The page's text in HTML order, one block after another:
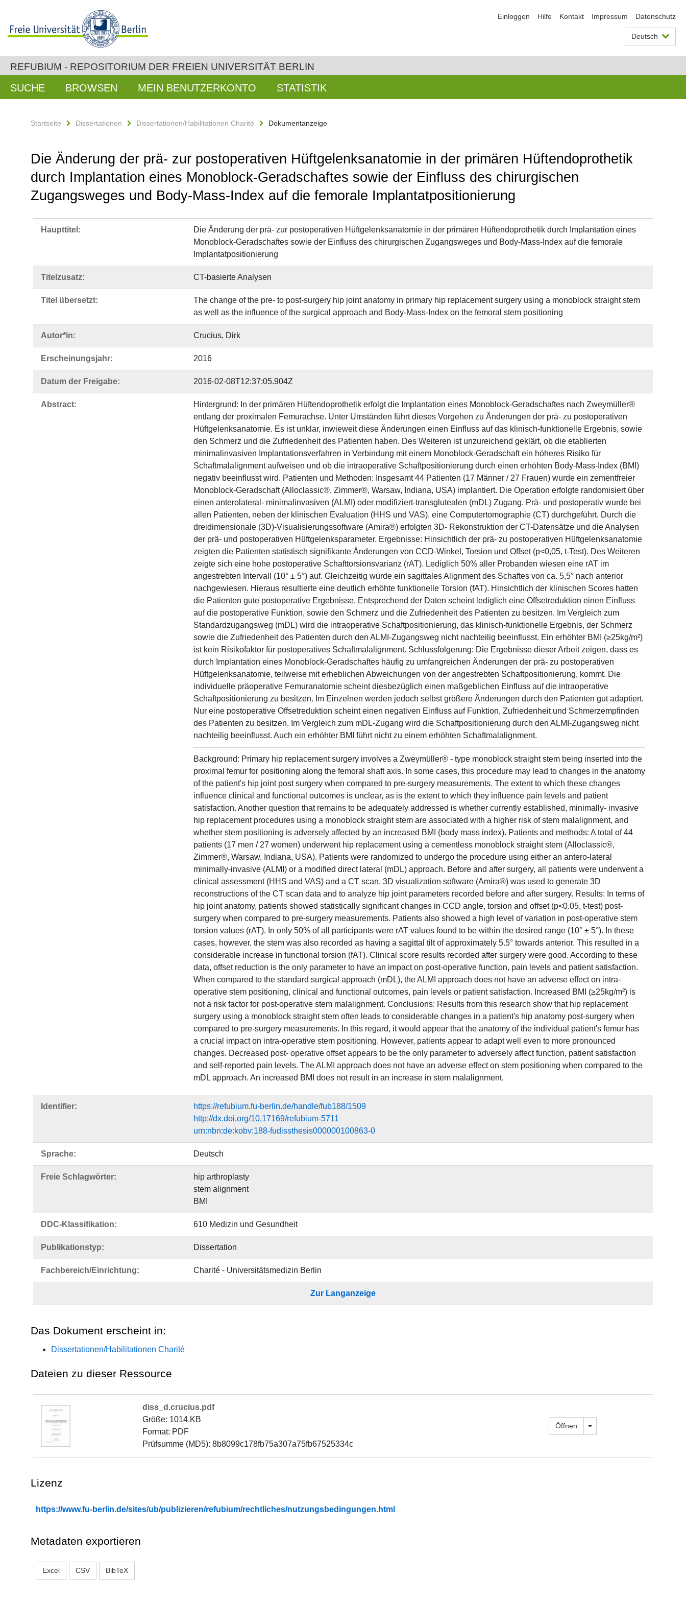
Einloggen Hilfe Kontakt Impressum Datenschutz
Deutsch
REFUBIUM - REPOSITORIUM DER FREIEN UNIVERSITÄT BERLIN
SUCHE BROWSEN MEIN BENUTZERKONTO STATISTIK
Startseite Dissertationen Dissertationen/Habilitationen Charité Dokumentanzeige
Die Änderung der prä- zur postoperativen Hüftgelenksanatomie in der primären Hüftendoprothetik
durch Implantation eines Monoblock-Geradschaftes sowie der Einfluss des chirurgischen
Zugangsweges und Body-Mass-Index auf die femorale Implantatpositionierung
Haupttitel:
Die Änderung der prä- zur postoperativen Hüftgelenksanatomie in der primären Hüftendoprothetik durch Implantation eines
Monoblock-Geradschaftes sowie der Einfluss des chirurgischen Zugangsweges und Body-Mass-Index auf die femorale
Implantatpositionierung
Titelzusatz: CT-basierte Analysen
Titel übersetzt:
The change of the pre- to post-surgery hip joint anatomy in primary hip replacement surgery using a monoblock straight stem
as well as the influence of the surgical approach and Body-Mass-Index on the femoral stem positioning
Autor*in: Crucius, Dirk
Erscheinungsjahr: 2016
Datum der Freigabe: 2016-02-08T12:37:05.904Z
Abstract:
Hintergrund: In der primären Hüftendoprothetik erfolgt die Implantation eines Monoblock-Geradschaftes nach Zweymüller®
entlang der proximalen Femurachse. Unter Umständen führt dieses Vorgehen zu Änderungen der prä- zu postoperativen
Hüftgelenksanatomie. Es ist unklar, inwieweit diese Änderungen einen Einfluss auf das klinisch-funktionelle Ergebnis, sowie
den Schmerz und die Zufriedenheit des Patienten haben. Des Weiteren ist unzureichend geklärt, ob die etablierten
minimalinvasiven Implantationsverfahren in Verbindung mit einem Monoblock-Geradschaft ein höheres Risiko für
Schaftmalalignment aufweisen und ob die intraoperative Schaftpositionierung durch einen erhöhten Body-Mass-Index (BMI)
negativ beeinflusst wird. Patienten und Methoden: Insgesamt 44 Patienten (17 Männer / 27 Frauen) wurde ein zementfreier
Monoblock-Geradschaft (Alloclassic®, Zimmer®, Warsaw, Indiana, USA) implantiert. Die Operation erfolgte randomisiert über
einen anterolateral- minimalinvasiven (ALMI) oder modifiziert-transglutealen (mDL) Zugang. Prä- und postoperativ wurde bei
allen Patienten, neben der klinischen Evaluation (HHS und VAS), eine Computertomographie (CT) durchgeführt. Durch die
dreidimensionale (3D)-Visualisierungssoftware (Amira®) erfolgten 3D- Rekonstruktion der CT-Datensätze und die Analysen
der prä- und postoperativen Hüftgelenksparameter. Ergebnisse: Hinsichtlich der prä- zu postoperativen Hüftgelenksanatomie
zeigten die Patienten statistisch signifikante Änderungen von CCD-Winkel, Torsion und Offset (p<0,05, t-Test). Des Weiteren
zeigte sich eine hohe postoperative Schafttorsionsvarianz (rAT). Lediglich 50% aller Probanden wiesen eine rAT im
angestrebten Intervall (10° ± 5°) auf. Gleichzeitig wurde ein sagittales Alignment des Schaftes von ca. 5,5° nach anterior
nachgewiesen. Hieraus resultierte eine deutlich erhöhte funktionelle Torsion (fAT). Hinsichtlich der klinischen Scores hatten
die Patienten gute postoperative Ergebnisse. Entsprechend der Daten scheint lediglich eine Offsetreduktion einen Einfluss
auf die postoperative Funktion, sowie den Schmerz und die Zufriedenheit des Patienten zu besitzen. Im Vergleich zum
Standardzugangsweg (mDL) wird die intraoperative Schaftpositionierung, das klinisch-funktionelle Ergebnis, der Schmerz
sowie die Zufriedenheit des Patienten durch den ALMI-Zugangsweg nicht nachteilig beeinflusst. Ein erhöhter BMI (≥25kg/m²)
ist kein Risikofaktor für postoperatives Schaftmalalignment. Schlussfolgerung: Die Ergebnisse dieser Arbeit zeigen, dass es
durch Implantation eines Monoblock-Geradschaftes häufig zu umfangreichen Änderungen der prä- zu postoperativen
Hüftgelenksanatomie, teilweise mit erheblichen Abweichungen von der angestrebten Schaftpositionierung, kommt. Die
individuelle präoperative Femuranatomie scheint diesbezüglich einen maßgeblichen Einfluss auf die intraoperative
Schaftpositionierung zu besitzen. Im Einzelnen werden jedoch selbst größere Änderungen durch den Patienten gut adaptiert.
Nur eine postoperative Offsetreduktion scheint einen negativen Einfluss auf Funktion, Zufriedenheit und Schmerzempfinden
des Patienten zu besitzen. Im Vergleich zum mDL-Zugang wird die Schaftpositionierung durch den ALMI-Zugangsweg nicht
nachteilig beeinflusst. Auch ein erhöhter BMI führt nicht zu einem erhöhten Schaftmalalignment.
Background: Primary hip replacement surgery involves a Zweymüller® - type monoblock straight stem being inserted into the
proximal femur for positioning along the femoral shaft axis. In some cases, this procedure may lead to changes in the anatomy
of the patient's hip joint post surgery when compared to pre-surgery measurements. The extent to which these changes
influence clinical and functional outcomes is unclear, as is the extent to which they influence pain levels and patient
satisfaction. Another question that remains to be adequately addressed is whether currently established, minimally- invasive
hip replacement procedures using a monoblock straight stem are associated with a higher risk of stem malalignment, and
whether stem positioning is adversely affected by an increased BMI (body mass index). Patients and methods: A total of 44
patients (17 men / 27 women) underwent hip replacement using a cementless monoblock straight stem (Alloclassic®,
Zimmer®, Warsaw, Indiana, USA). Patients were randomized to undergo the procedure using either an antero-lateral
minimally-invasive (ALMI) or a modified direct lateral (mDL) approach. Before and after surgery, all patients were underwent a
clinical assessment (HHS and VAS) and a CT scan. 3D visualization software (Amira®) was used to generate 3D
reconstructions of the CT scan data and to analyze hip joint parameters recorded before and after surgery. Results: In terms of
hip joint anatomy, patients showed statistically significant changes in CCD angle, torsion and offset (p<0.05, t-test) post-
surgery when compared to pre-surgery measurements. Patients also showed a high level of variation in post-operative stem
torsion values (rAT). In only 50% of all participants were rAT values found to be within the desired range (10° ± 5°). In these
cases, however, the stem was also recorded as having a sagittal tilt of approximately 5.5° towards anterior. This resulted in a
considerable increase in functional torsion (fAT). Clinical score results recorded after surgery were good. According to these
data, offset reduction is the only parameter to have an impact on post-operative function, pain levels and patient satisfaction.
When compared to the standard surgical approach (mDL), the ALMI approach does not have an adverse effect on intra-
operative stem positioning, clinical and functional outcomes, pain levels or patient satisfaction. Increased BMI (≥25kg/m²) is
not a risk factor for post-operative stem malalignment. Conclusions: Results from this research show that hip replacement
surgery using a monoblock straight stem often leads to considerable changes in a patient's hip anatomy post-surgery when
compared to pre-surgery measurements. In this regard, it would appear that the anatomy of the individual patient's femur has
a crucial impact on intra-operative stem positioning. However, patients appear to adapt well even to more pronounced
changes. Decreased post- operative offset appears to be the only parameter to adversely affect function, patient satisfaction
and self-reported pain levels. The ALMI approach does not have an adverse effect on stem positioning when compared to the
mDL approach. An increased BMI does not result in an increase in stem malalignment.
Identifier:
https://refubium.fu-berlin.de/handle/fub188/1509
http://dx.doi.org/10.17169/refubium-5711
urn:nbn:de:kobv:188-fudissthesis000000100863-0
Sprache: Deutsch
Freie Schlagwörter:
hip arthroplasty
stem alignment
BMI
DDC-Klassifikation: 610 Medizin und Gesundheit
Publikationstyp: Dissertation
Fachbereich/Einrichtung: Charité - Universitätsmedizin Berlin
Zur Langanzeige
Das Dokument erscheint in:
Dissertationen/Habilitationen Charité
Dateien zu dieser Ressource
diss_d.crucius.pdf
Größe: 1014.KB
Format: PDF
Prüfsumme (MD5): 8b8099c178fb75a307a75fb67525334c
Öffnen Dropdown öffnen
Lizenz
https://www.fu-berlin.de/sites/ub/publizieren/refubium/rechtliches/nutzungsbedingungen.html
Metadaten exportieren
Excel CSV BibTeX